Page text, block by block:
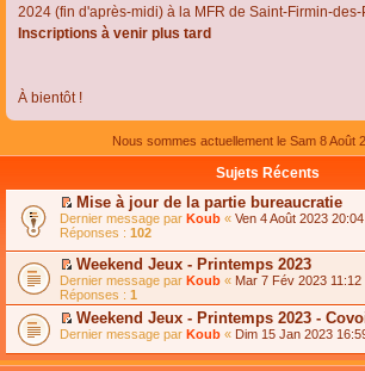
2024 (fin d'après-midi) à la MFR de Saint-Firmin-des-
Inscriptions à venir plus tard
À bientôt !
Nous sommes actuellement le Sam 8 Août
Sujets Récents
C
o
n
s
u
l
t
e
r
l
e
Mise à jour de la partie bureaucratie
Dernier message par Koub « Ven 4 Août 2023 20:04
Réponses : 102
C
o
n
s
u
t
Weekend Jeux - Printemps 2023
Dernier message par Koub « Mar 7 Fév 2023 11:12
Réponses : 1
C
n
Weekend Jeux - Printemps 2023 -
Dernier message par Koub « Dim 15 Jan 2023